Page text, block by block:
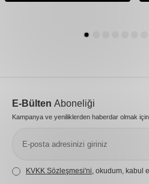
E-Bülten Aboneliği
Kampanya ve yeniliklerden haberdar olmak
KVKK Sözleşmesi'ni , okudum, kabul